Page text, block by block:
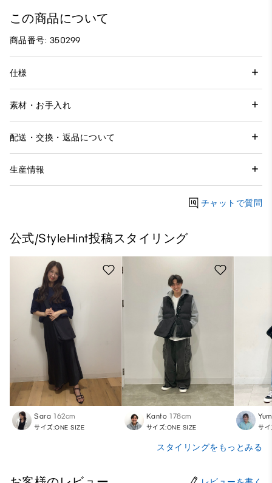
この商品について
商品番号: 350299
仕様
素材・お手入れ
配送・交換・返品について
生産情報
チャットで質問
公式/StyleHint投稿スタイリング
Sara 162cm
サイズ:ONE SIZE
Kanto 178cm
サイズ:ONE SIZE サ
スタイリングをもっとみる